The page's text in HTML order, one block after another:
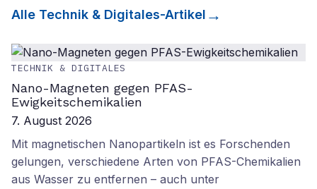
Alle Technik & Digitales-Artikel
TECHNIK & DIGITALES
Nano-Magneten gegen PFAS-
Ewigkeitschemikalien
7. August 2026
Mit magnetischen Nanopartikeln ist es Forschenden
gelungen, verschiedene Arten von PFAS-Chemikalien
aus Wasser zu entfernen – auch unter